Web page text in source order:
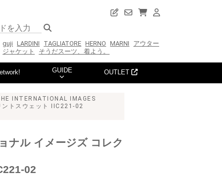
guji LARDINI TAGLIATORE HERNO MARNI
アウター
ジャケット
そうだスーツ、着よう。
GUIDE OUTLET
INTERNATIONAL IMAGES
トスウェット IIC221-02